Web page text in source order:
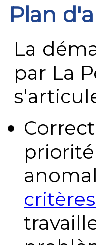
Plan
La
par La